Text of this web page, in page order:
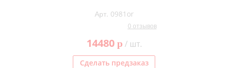
Арт. 0981or
0 отзывов
14480 p/ шт.
Сделать предзаказ